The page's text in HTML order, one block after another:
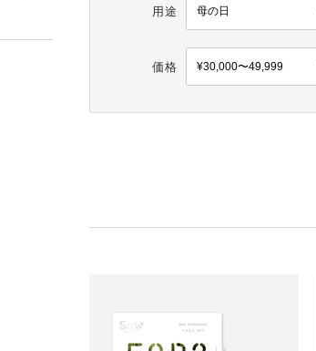
用途
価格